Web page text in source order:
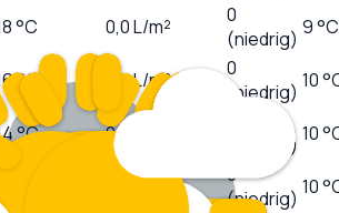
°C 0,0L/m²
0
(niedrig) 9 °C
°C 0,0L/m²
0
(niedrig) 10
°C 0,0
(niedrig) 10
L/m²
0
(niedrig) 10